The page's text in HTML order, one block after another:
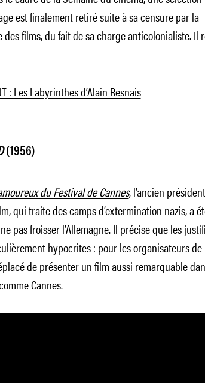
est finalement retiré suite à sa censure par la
films, du fait de sa charge anticolonialiste. Il
: Les Labyrinthes d’Alain Resnais
(1956)
du Festival de Cannes, l’ancien
qui traite des camps d’extermination nazis, a
pas froisser l’Allemagne. Il précise que les
hypocrites : pour les organisateurs de
de présenter un film aussi remarquable
Cannes.